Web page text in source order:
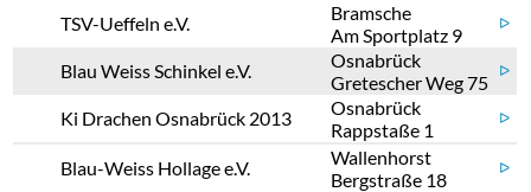
TSV-Ueffeln e.V.
Bramsche
Am Sportplatz 9
ᐅ
Blau Weiss Schinkel e.V.
Osnabrück
Gretescher Weg 75
ᐅ
Ki Drachen Osnabrück 2013
Osnabrück
Rappstaße 1
ᐅ
Blau-Weiss Hollage e.V.
Wallenhorst
Bergstraße 18
ᐅ